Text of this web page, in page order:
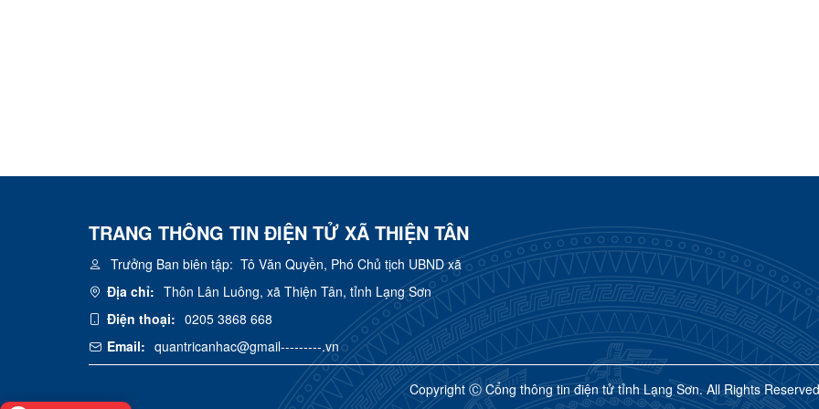
TRANG THÔNG TIN ĐIỆN TỬ XÃ THIỆN TÂN
Trưởng Ban biên tập: Tô Văn Quyền, Phó Chủ tịch UBND xã
Địa chỉ: Thôn Lân Luông, xã Thiện Tân, tỉnh Lạng Sơn
Điện thoại: 0205 3868 668
Email: quantricanhac@gmail---------.vn
Copyright Ⓒ Cổng thông tin điện tử tỉnh Lạng Sơn. All Rights Reserved